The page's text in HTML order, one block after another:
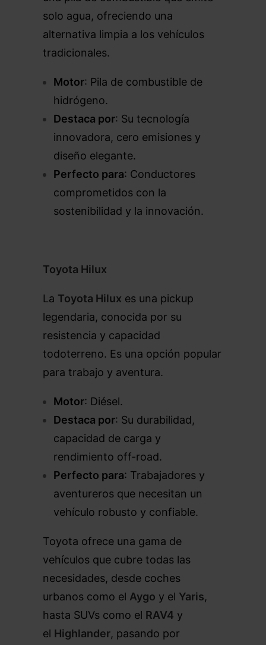
solo agua, ofreciendo una
alternativa limpia a los vehículos
tradicionales.
Motor: Pila de combustible de
hidrógeno.
Destaca por: Su tecnología
innovadora, cero emisiones y
diseño elegante.
Perfecto para: Conductores
comprometidos con la
sostenibilidad y la innovación.
Toyota Hilux
La Toyota Hilux es una pickup
legendaria, conocida por su
resistencia y capacidad
todoterreno. Es una opción popular
para trabajo y aventura.
Motor: Diésel.
Destaca por: Su durabilidad,
capacidad de carga y
rendimiento off-road.
Perfecto para: Trabajadores y
aventureros que necesitan un
vehículo robusto y confiable.
Toyota ofrece una gama de
vehículos que cubre todas las
necesidades, desde coches
urbanos como el Aygo y el Yaris,
hasta SUVs como el RAV4 y
el Highlander, pasando por